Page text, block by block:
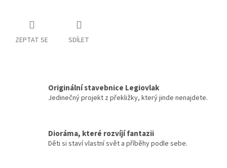
ZEPTAT SE SDÍLET
Originální stavebnice Legiovlak
Jedinečný projekt z překližky, který jinde nenajdete.
Dioráma, které rozvíjí fantazii
Děti si staví vlastní svět a příběhy podle sebe.